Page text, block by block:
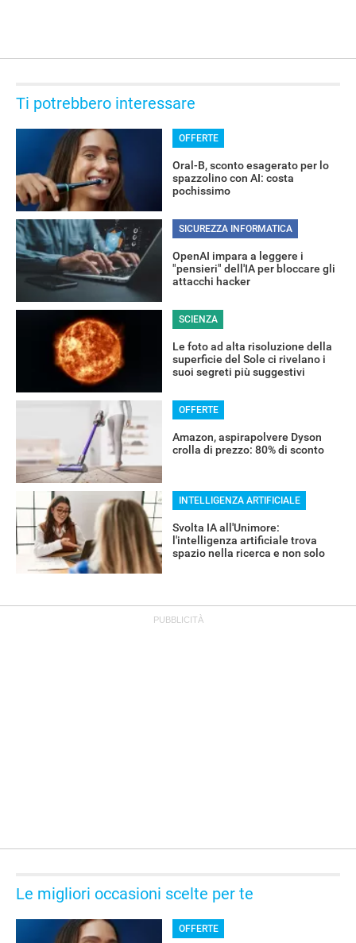
Ti potrebbero interessare
OFFERTE
Oral-B, sconto esagerato per lo
spazzolino con AI: costa
pochissimo
SICUREZZA INFORMATICA
OpenAI impara a leggere i
"pensieri" dell'IA per bloccare gli
attacchi hacker
SCIENZA
Le foto ad alta risoluzione della
superficie del Sole ci rivelano i
suoi segreti più suggestivi
OFFERTE
Amazon, aspirapolvere Dyson
crolla di prezzo: 80% di sconto
INTELLIGENZA ARTIFICIALE
Svolta IA all'Unimore:
l'intelligenza artificiale trova
spazio nella ricerca e non solo
Le migliori occasioni scelte per te
OFFERTE